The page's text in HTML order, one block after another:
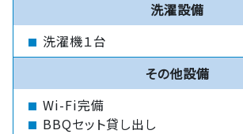
洗濯設備
洗濯機１台
その他設備
Wi-Fi完備
BBQセット貸し出し